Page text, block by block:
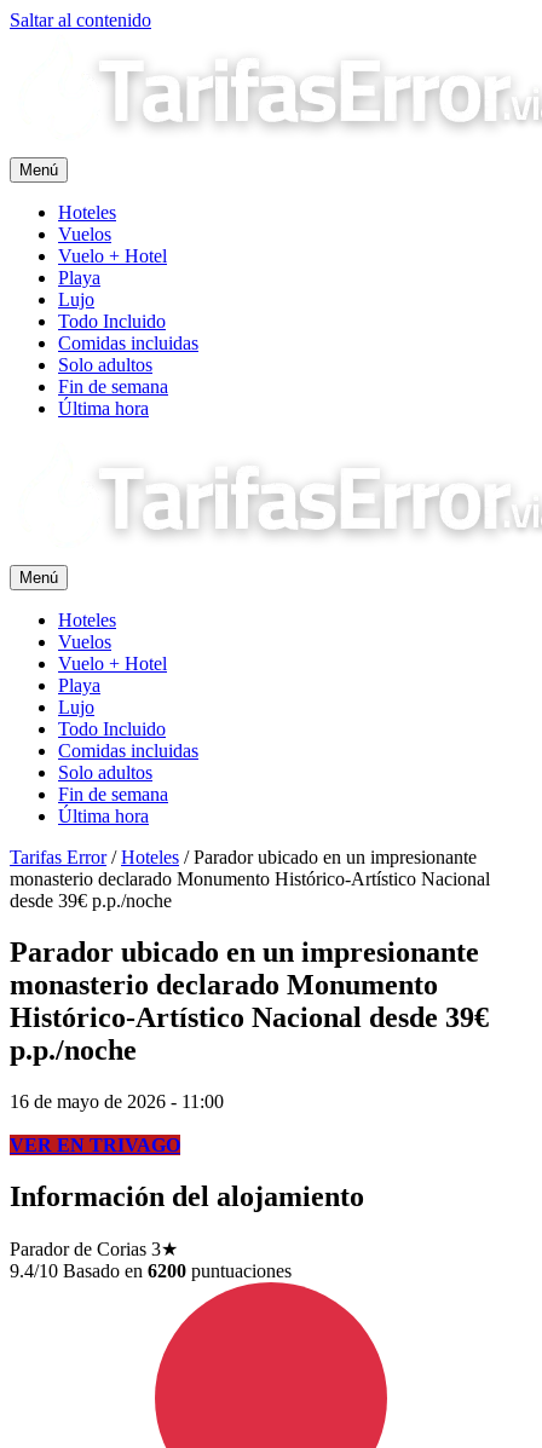
Saltar al contenido
Menú
Hoteles
Vuelos
Vuelo + Hotel
Playa
Lujo
Todo Incluido
Comidas incluidas
Solo adultos
Fin de semana
Última hora
Menú
Hoteles
Vuelos
Vuelo + Hotel
Playa
Lujo
Todo Incluido
Comidas incluidas
Solo adultos
Fin de semana
Última hora
Tarifas Error/Hoteles /Parador ubicado en un impresionante
monasterio declarado Monumento Histórico-Artístico Nacional
desde 39€ p.p./noche
Parador ubicado en un impresionante
monasterio declarado Monumento
Histórico-Artístico Nacional desde 39€
p.p./noche
16 de mayo de 2026 - 11:00
VER EN TRIVAGO
Información del alojamiento
Parador de Corias 3★
9.4/10 Basado en 6200 puntuaciones